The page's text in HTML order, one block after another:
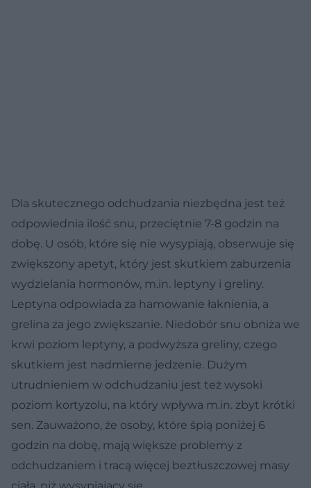
Dla skutecznego odchudzania niezbędna jest też
odpowiednia ilość snu, przeciętnie 7-8 godzin na
dobę. U osób, które się nie wysypiają, obserwuje się
zwiększony apetyt, który jest skutkiem zaburzenia
wydzielania hormonów, m.in. leptyny i greliny.
Leptyna odpowiada za hamowanie łaknienia, a
grelina za jego zwiększanie. Niedobór snu obniża we
krwi poziom leptyny, a podwyższa greliny, czego
skutkiem jest nadmierne jedzenie. Dużym
utrudnieniem w odchudzaniu jest też wysoki
poziom kortyzolu, na który wpływa m.in. zbyt krótki
sen. Zauważono, że osoby, które śpią poniżej 6
godzin na dobę, mają większe problemy z
odchudzaniem i tracą więcej beztłuszczowej masy
ciała, niż wysypiający się.